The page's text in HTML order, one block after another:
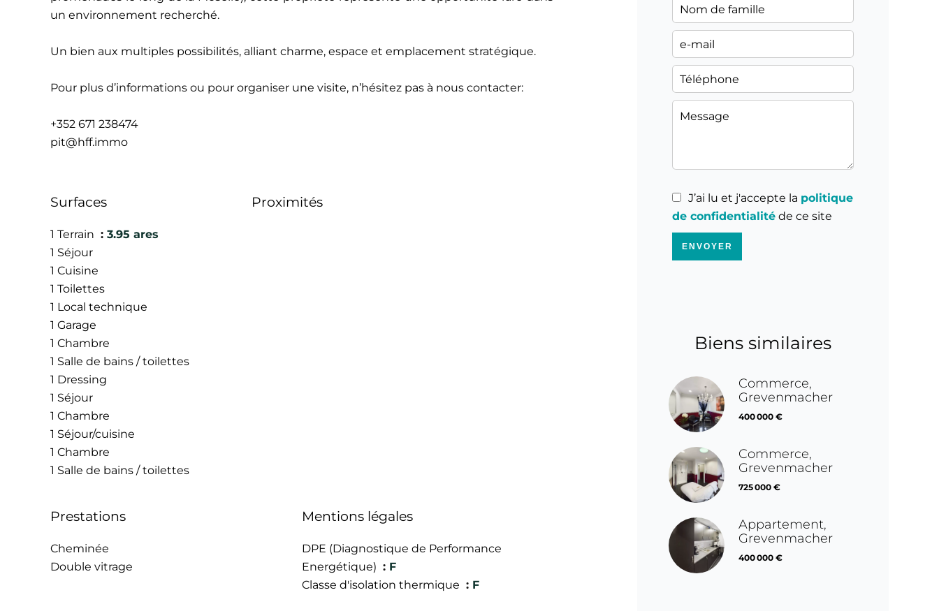
un environnement recherché.
Un bien aux multiples possibilités, alliant charme, espace et emplacement stratégique.
Pour plus d’informations ou pour organiser une visite, n’hésitez pas à nous contacter:
+352 671 238474
pit@hff.immo
Surfaces
1 Terrain
3.95 ares
1 Séjour
1 Cuisine
1 Toilettes
1 Local technique
1 Garage
1 Chambre
1 Salle de bains / toilettes
1 Dressing
1 Séjour
1 Chambre
1 Séjour/cuisine
1 Chambre
1 Salle de bains / toilettes
Proximités
Prestations
Cheminée
Double vitrage
Mentions légales
DPE (Diagnostique de Performance
Energétique)
F
Classe d'isolation thermique
F
J’ai lu et j'accepte la politique
de confidentialité de ce site
ENVOYER
Biens similaires
Commerce,
Grevenmacher
400 000 €
Commerce,
Grevenmacher
725 000 €
Appartement,
Grevenmacher
400 000 €